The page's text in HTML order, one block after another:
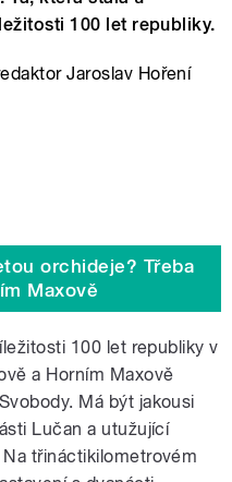
100 let republiky.
Jaroslav Hoření
orchideje? Třeba
Maxově
100 let republiky v
a Horním Maxově
Má být jakousi
Lučan a utužující
třináctikilometrovém